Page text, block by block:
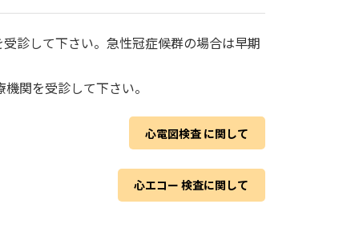
診して下さい。急性冠症候群の場合は早期
関を受診して下さい。
心電図検査 に関して
心エコー 検査に関して